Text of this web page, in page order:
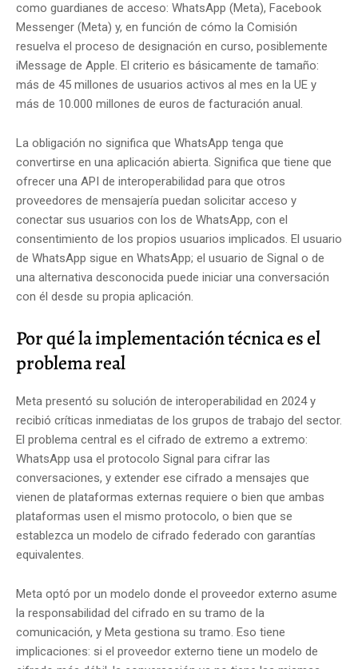
como guardianes de acceso: WhatsApp (Meta), Facebook
Messenger (Meta) y, en función de cómo la Comisión
resuelva el proceso de designación en curso, posiblemente
iMessage de Apple. El criterio es básicamente de tamaño:
más de 45 millones de usuarios activos al mes en la UE y
más de 10.000 millones de euros de facturación anual.
La obligación no significa que WhatsApp tenga que
convertirse en una aplicación abierta. Significa que tiene que
ofrecer una API de interoperabilidad para que otros
proveedores de mensajería puedan solicitar acceso y
conectar sus usuarios con los de WhatsApp, con el
consentimiento de los propios usuarios implicados. El usuario
de WhatsApp sigue en WhatsApp; el usuario de Signal o de
una alternativa desconocida puede iniciar una conversación
con él desde su propia aplicación.
Por qué la implementación técnica es el
problema real
Meta presentó su solución de interoperabilidad en 2024 y
recibió críticas inmediatas de los grupos de trabajo del sector.
El problema central es el cifrado de extremo a extremo:
WhatsApp usa el protocolo Signal para cifrar las
conversaciones, y extender ese cifrado a mensajes que
vienen de plataformas externas requiere o bien que ambas
plataformas usen el mismo protocolo, o bien que se
establezca un modelo de cifrado federado con garantías
equivalentes.
Meta optó por un modelo donde el proveedor externo asume
la responsabilidad del cifrado en su tramo de la
comunicación, y Meta gestiona su tramo. Eso tiene
implicaciones: si el proveedor externo tiene un modelo de